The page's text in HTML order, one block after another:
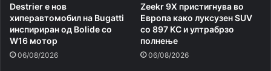
Destrier е нов
хиперавтомобил на Bugatti
инспириран од Bolide со
W16 мотор
06/08/2026
Zeekr 9X пристигнува во
Европа како луксузен SUV
со 897 КС и ултрабрзо
полнење
06/08/2026